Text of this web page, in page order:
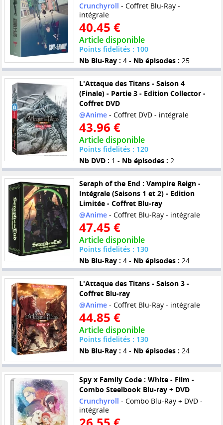
Crunchyroll - Coffret Blu-Ray -
intégrale
40.45 €
Article disponible
Points fidelités : 100
Nb Blu-Ray : 4 - Nb épisodes : 25
L'Attaque des Titans - Saison 4
(Finale) - Partie 3 - Edition Collector -
Coffret DVD
@Anime- Coffret DVD - intégrale
43.96 €
Article disponible
Points fidelités : 120
Nb DVD : 1 - Nb épisodes : 2
Seraph of the End : Vampire Reign -
Intégrale (Saisons 1 et 2) - Edition
Limitée - Coffret Blu-ray
@Anime- Coffret Blu-Ray - intégrale
47.45 €
Article disponible
Points fidelités : 130
Nb Blu-Ray : 4 - Nb épisodes : 24
L'Attaque des Titans - Saison 3 -
Coffret Blu-ray
@Anime- Coffret Blu-Ray - intégrale
44.85 €
Article disponible
Points fidelités : 130
Nb Blu-Ray : 4 - Nb épisodes : 24
Spy x Family Code : White - Film -
Combo Steelbook Blu-ray + DVD
Crunchyroll - Combo Blu-Ray + DVD -
intégrale